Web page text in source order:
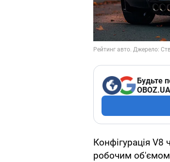
Будьте
Конфігурація V8
робочим